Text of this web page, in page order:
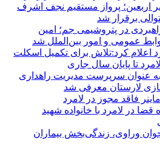
اربعین؛ پرواز مستقیم نجف اشرف
برقرار شد
در پتروشیمی جم؛ امین
عمومی و امور بین‌الملل شد
اعلام کرد:تلاش برای تکمیل اسکلت
تا پایان سال جاری
عنوان سرپرست مدیریت راهداری
لارستان معرفی شد
قضا در لامرد با خانواده شهید
وراوی، زندگی‌بخش بیماران